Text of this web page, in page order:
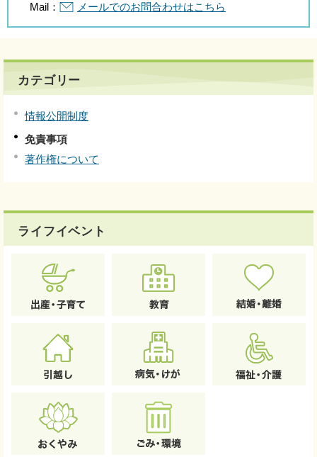
Mail：
メールでのお問合わせはこちら
カテゴリー
情報公開制度
免責事項
著作権について
ライフイベント